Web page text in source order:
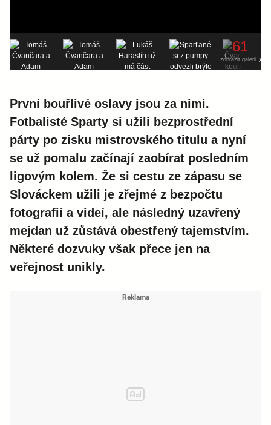
61
zobrazit galerii
První bouřlivé oslavy jsou za nimi.
Fotbalisté Sparty si užili bezprostřední
párty po zisku mistrovského titulu a nyní
se už pomalu začínají zaobírat posledním
ligovým kolem. Že si cestu ze zápasu se
Slováckem užili je zřejmé z bezpočtu
fotografií a videí, ale následný uzavřený
mejdan už zůstává obestřený tajemstvím.
Některé dozvuky však přece jen na
veřejnost unikly.